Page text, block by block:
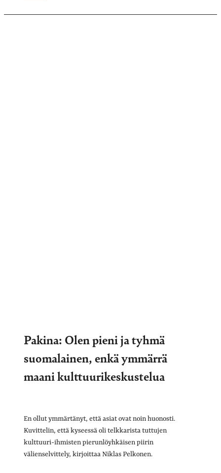
Pakina: Olen pieni ja tyhmä
suomalainen, enkä ymmärrä
maani kulttuurikeskustelua
En ollut ymmärtänyt, että asiat ovat noin huonosti.
Kuvittelin, että kyseessä oli telkkarista tuttujen
kulttuuri-ihmisten pierunlöyhkäisen piirin
välienselvittely, kirjoittaa Niklas Pelkonen.